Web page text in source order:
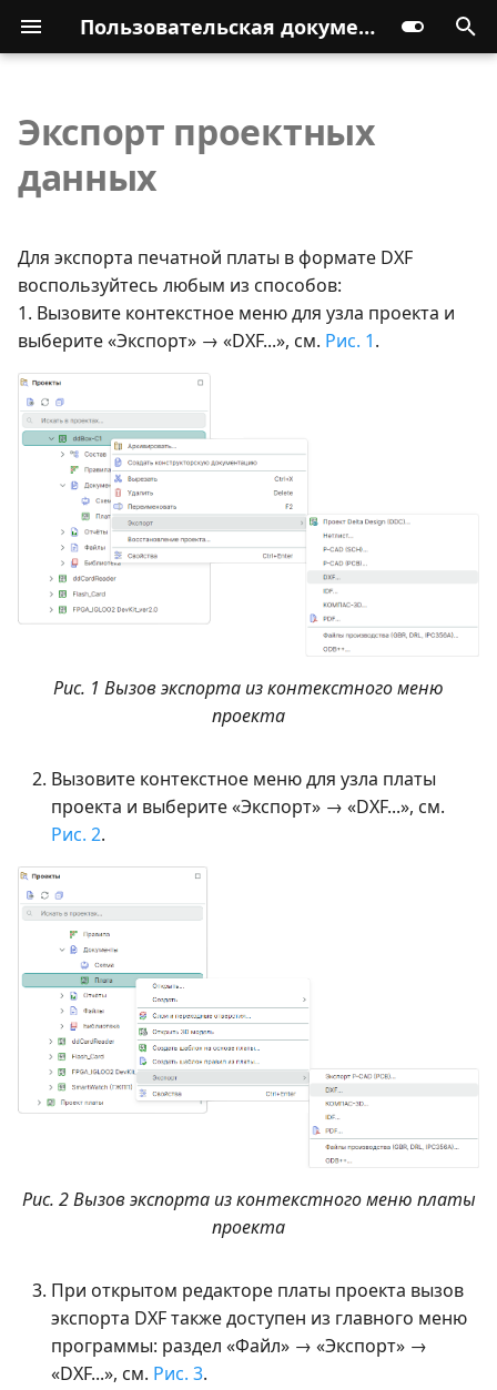
Пользовательская документация
Экспорт проектных
данных
Для экспорта печатной платы в формате DXF
воспользуйтесь любым из способов:
1. Вызовите контекстное меню для узла проекта и
выберите «Экспорт» → «DXF...», см. Рис. 1.
Рис. 1 Вызов экспорта из контекстного меню
проекта
Вызовите контекстное меню для узла платы
проекта и выберите «Экспорт» → «DXF...», см.
Рис. 2.
Рис. 2 Вызов экспорта из контекстного меню платы
проекта
При открытом редакторе платы проекта вызов
экспорта DXF также доступен из главного меню
программы: раздел «Файл» → «Экспорт» →
«DXF...», см. Рис. 3.